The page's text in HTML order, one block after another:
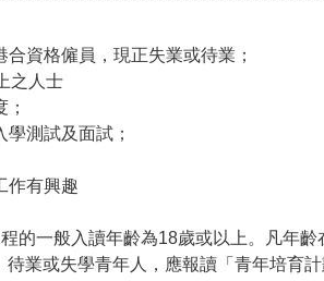
合資格僱員，現正失業或待業；
之人士
；
測試及面試；
作有興趣
的一般入讀年齡為18歲或以上。凡年
待業或失學青年人，應報讀「青年培育